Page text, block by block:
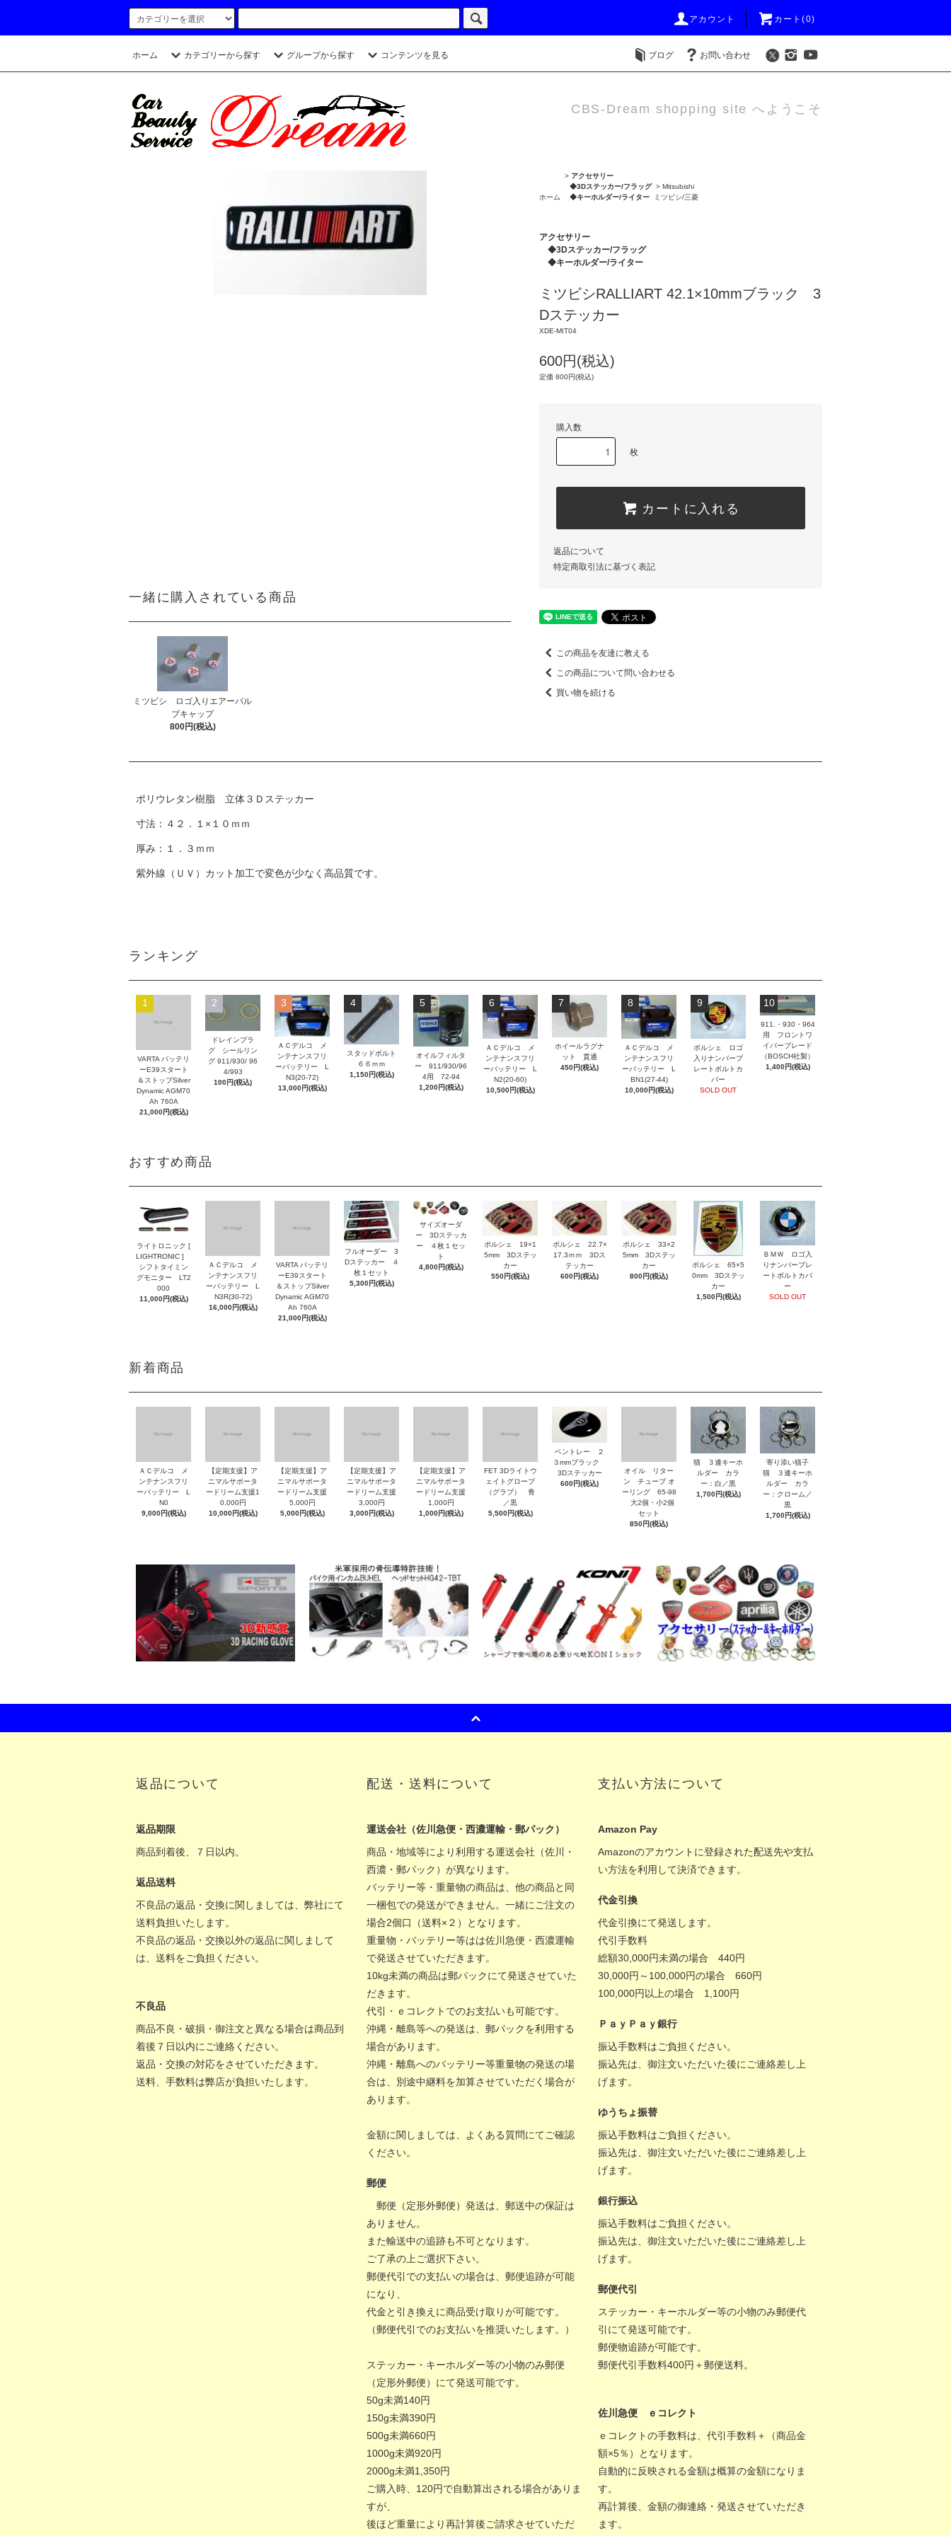
アカウント カート(0)
ホーム カテゴリーから探す グループから探す コンテンツを見る ブログ お問い合わせ
CBS-Dream shopping site へようこそ
一緒に購入されている商品
ミツビシ ロゴ入りエアーバル
ブキャップ
800円(税込)
ホーム
> アクセサリー
◆3Dステッカー/フラッグ
◆キーホルダー/ライター
> Mitsubishi
ミツビシ/三菱
アクセサリー
◆3Dステッカー/フラッグ
◆キーホルダー/ライター
ミツビシRALLIART 42.1×10mmブラック 3
Dステッカー
XDE-MIT04
600円(税込)
定価 800円(税込)
購入数
枚
カートに入れる
返品について
特定商取引法に基づく表記
この商品を友達に教える
この商品について問い合わせる
買い物を続ける
ポリウレタン樹脂 立体３Ｄステッカー
寸法：４２．１×１０ｍｍ
厚み：１．３ｍｍ
紫外線（ＵＶ）カット加工で変色が少なく高品質です。
ランキング
1
VARTA バッテリ
ーE39スタート
＆ストップSilver
Dynamic AGM70
Ah 760A
21,000円(税込)
2
ドレインプラ
グ シールリン
グ 911/930/ 96
4/993
100円(税込)
3
ＡＣデルコ メ
ンテナンスフリ
ーバッテリー L
N3(20-72)
13,000円(税込)
4
スタッドボルト
６６ｍｍ
1,150円(税込)
5
オイルフィルタ
ー 911/930/96
4用 72-94
1,200円(税込)
6
ＡＣデルコ メ
ンテナンスフリ
ーバッテリー L
N2(20-60)
10,500円(税込)
7
ホイールラグナ
ット 貫通
450円(税込)
8
ＡＣデルコ メ
ンテナンスフリ
ーバッテリー L
BN1(27-44)
10,000円(税込)
9
ポルシェ ロゴ
入りナンバープ
レートボルトカ
バー
SOLD OUT
10
911.・930・964
用 フロントワ
イパーブレード
（BOSCH社製）
1,400円(税込)
おすすめ商品
ライトロニック [
LIGHTRONIC ]
シフトタイミン
グモニター LT2
000
11,000円(税込)
ＡＣデルコ メ
ンテナンスフリ
ーバッテリー L
N3R(30-72)
16,000円(税込)
VARTA バッテリ
ーE39スタート
＆ストップSilver
Dynamic AGM70
Ah 760A
21,000円(税込)
フルオーダー 3
Dステッカー ４
枚１セット
5,300円(税込)
サイズオーダ
ー 3Dステッカ
ー ４枚１セッ
ト
4,800円(税込)
ポルシェ 19×1
5mm 3Dステッ
カー
550円(税込)
ポルシェ 22.7×
17.3ｍｍ 3Dス
テッカー
600円(税込)
ポルシェ 33×2
5mm 3Dステッ
カー
800円(税込)
ポルシェ 65×5
0mm 3Dステッ
カー
1,500円(税込)
ＢＭＷ ロゴ入
りナンバープレ
ートボルトカバ
ー
SOLD OUT
新着商品
ＡＣデルコ メ
ンテナンスフリ
ーバッテリー L
N0
9,000円(税込)
【定期支援】ア
ニマルサポータ
ードリーム支援1
0,000円
10,000円(税込)
【定期支援】ア
ニマルサポータ
ードリーム支援
5,000円
5,000円(税込)
【定期支援】ア
ニマルサポータ
ードリーム支援
3,000円
3,000円(税込)
【定期支援】ア
ニマルサポータ
ードリーム支援
1,000円
1,000円(税込)
FET 3Dライトウ
ェイトグローブ
（グラブ） 青
／黒
5,500円(税込)
ベントレー ２
３mmブラック
3Dステッカー
600円(税込)
オイル リター
ン チューブ オ
ーリング 65-98
大2個・小2個
セット
850円(税込)
猫 ３連キーホ
ルダー カラ
ー：白／黒
1,700円(税込)
寄り添い猫子
猫 ３連キーホ
ルダー カラ
ー：クローム／
黒
1,700円(税込)
返品について
返品期限
商品到着後、７日以内。
返品送料
不良品の返品・交換に関しましては、弊社にて
送料負担いたします。
不良品の返品・交換以外の返品に関しまして
は、送料をご負担ください。
不良品
商品不良・破損・御注文と異なる場合は商品到
着後７日以内にご連絡ください。
返品・交換の対応をさせていただきます。
送料、手数料は弊店が負担いたします。
配送・送料について
運送会社（佐川急便・西濃運輸・郵パック）
商品・地域等により利用する運送会社（佐川・
西濃・郵パック）が異なります。
バッテリー等・重量物の商品は、他の商品と同
一梱包での発送ができません。一緒にご注文の
場合2個口（送料×２）となります。
重量物・バッテリー等はは佐川急便・西濃運輸
で発送させていただきます。
10kg未満の商品は郵パックにて発送させていた
だきます。
代引・ｅコレクトでのお支払いも可能です。
沖縄・離島等への発送は、郵パックを利用する
場合があります。
沖縄・離島へのバッテリー等重量物の発送の場
合は、別途中継料を加算させていただく場合が
あります。
金額に関しましては、 よくある質問にてご確認
ください。
郵便
郵便（定形外郵便）発送は、郵送中の保証は
ありません。
また輸送中の追跡も不可となります。
ご了承の上ご選択下さい。
郵便代引での支払いの場合は、郵便追跡が可能
になり、
代金と引き換えに商品受け取りが可能です。
（郵便代引でのお支払いを推奨いたします。）
ステッカー・キーホルダー等の小物のみ郵便
（定形外郵便）にて発送可能です。
50g未満140円
150g未満390円
500g未満660円
1000g未満920円
2000g未満1,350円
ご購入時、120円で自動算出される場合がありま
すが、
後ほど重量により再計算後ご請求させていただ
支払い方法について
Amazon Pay
Amazonのアカウントに登録された配送先や支払
い方法を利用して決済できます。
代金引換
代金引換にて発送します。
代引手数料
総額30,000円未満の場合 440円
30,000円～100,000円の場合 660円
100,000円以上の場合 1,100円
ＰａｙＰａｙ銀行
振込手数料はご負担ください。
振込先は、御注文いただいた後にご連絡差し上
げます。
ゆうちょ振替
振込手数料はご負担ください。
振込先は、御注文いただいた後にご連絡差し上
げます。
銀行振込
振込手数料はご負担ください。
振込先は、御注文いただいた後にご連絡差し上
げます。
郵便代引
ステッカー・キーホルダー等の小物のみ郵便代
引にて発送可能です。
郵便物追跡が可能です。
郵便代引手数料400円＋郵便送料。
佐川急便 ｅコレクト
ｅコレクトの手数料は、代引手数料＋（商品金
額×5％）となります。
自動的に反映される金額は概算の金額になりま
す。
再計算後、金額の御連絡・発送させていただき
ます。